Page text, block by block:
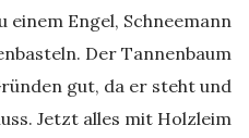
einem Engel, Schneemann
Der Tannenbaum
gut, da er steht und
Jetzt alles mit Holzleim